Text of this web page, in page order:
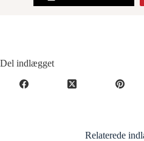
Del indlægget
Relaterede